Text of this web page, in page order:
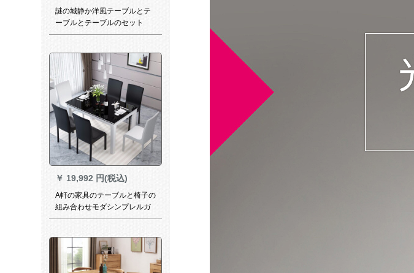
謎の城静か洋風テーブルとテ
ーブルとテーブルのセット
は、純木大理石が伸縮したも
くてテーブルが丸い形が多い
です。テーブルは6つの椅子が
1.5 mです。
￥ 19,992 円(税込)
A軒の家具のテーブルと椅子の
組み合わせモダシンプレルガ
ラスの白黒ファッションつづ
白黒つづり合わせの4つのテー
ブル（白い食事椅子）